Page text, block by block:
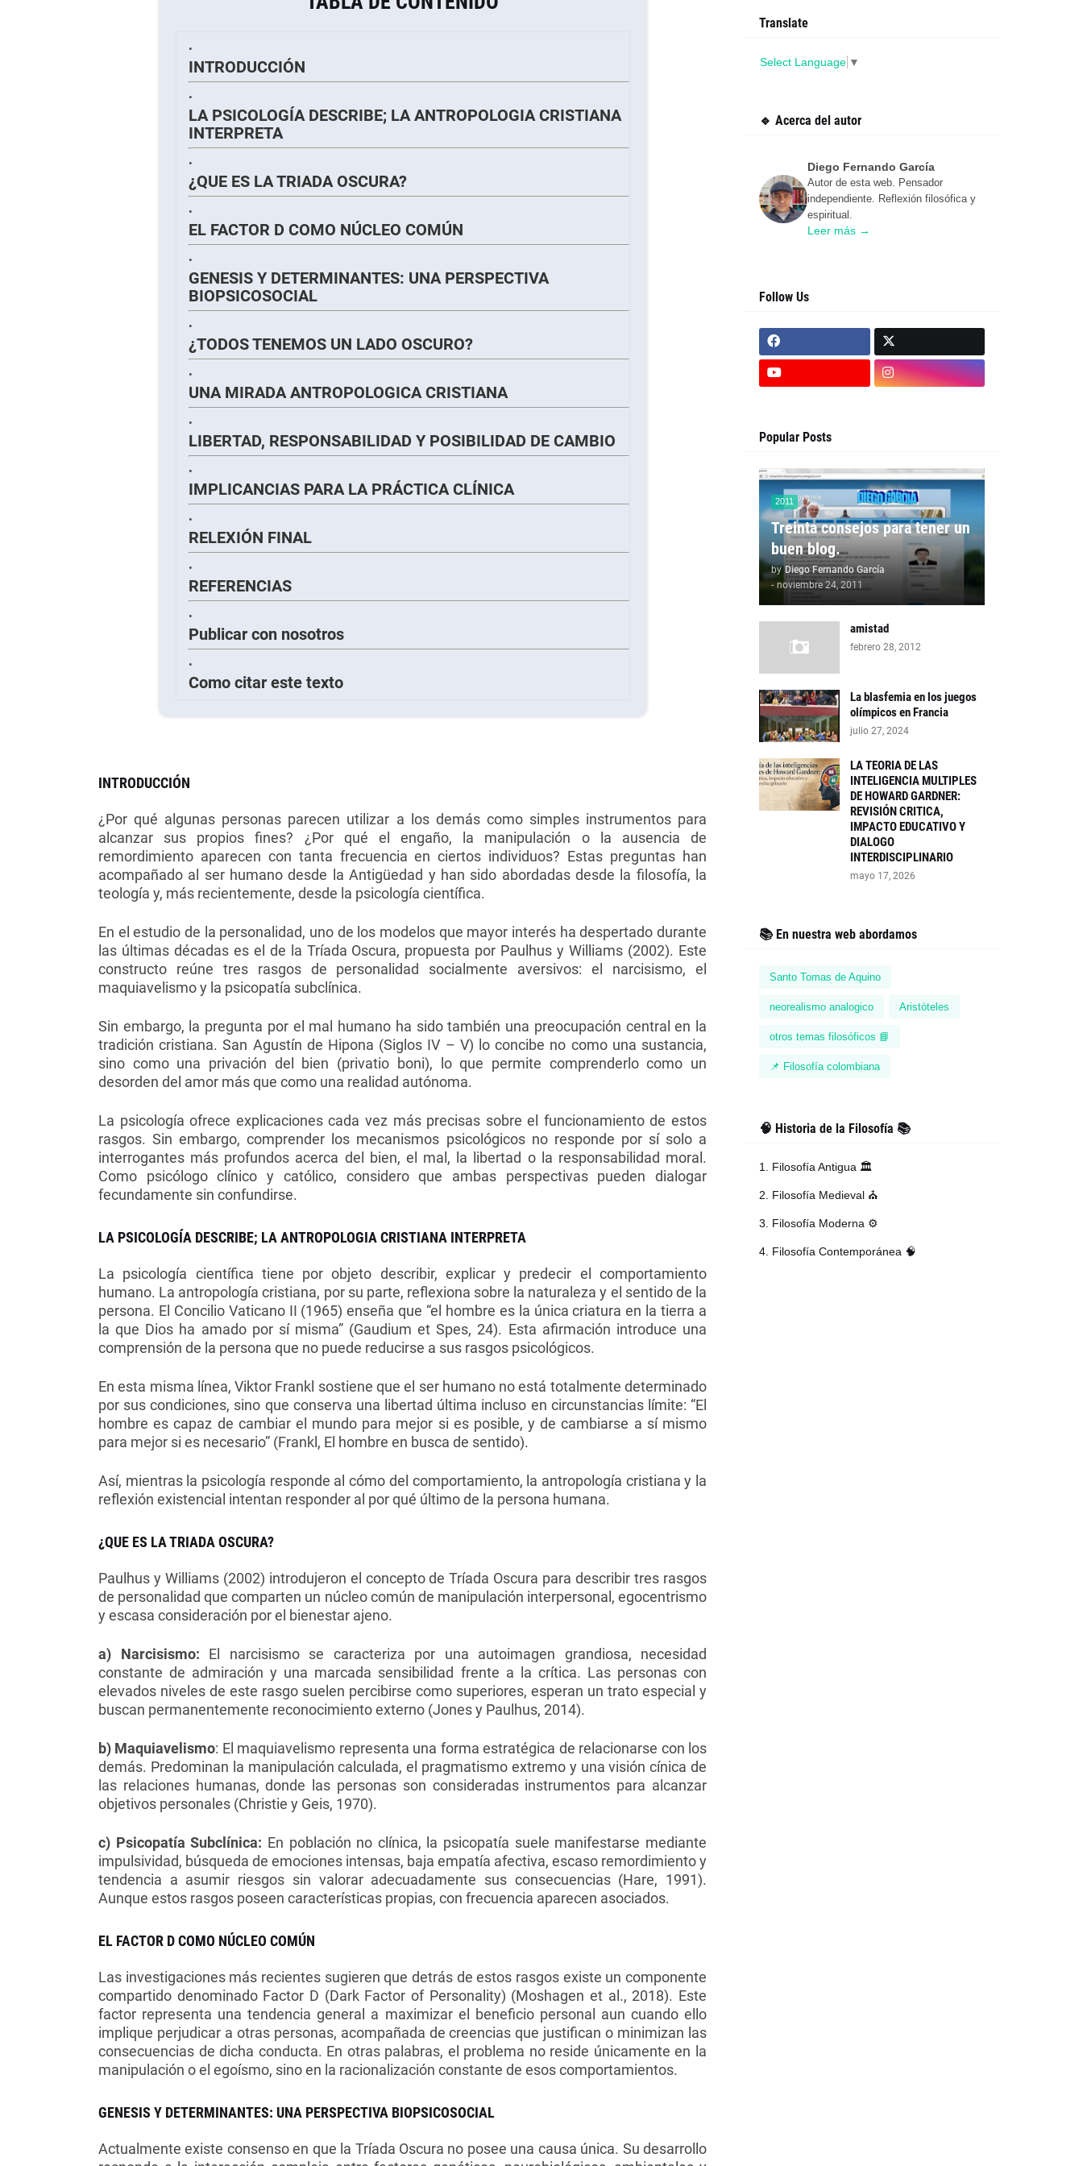
INTRODUCCIÓN
LA PSICOLOGÍA DESCRIBE; LA ANTROPOLOGIA CRISTIANA
INTERPRETA
¿QUE ES LA TRIADA OSCURA?
EL FACTOR D COMO NÚCLEO COMÚN
GENESIS Y DETERMINANTES: UNA PERSPECTIVA
BIOPSICOSOCIAL
¿TODOS TENEMOS UN LADO OSCURO?
UNA MIRADA ANTROPOLOGICA CRISTIANA
LIBERTAD, RESPONSABILIDAD Y POSIBILIDAD DE CAMBIO
IMPLICANCIAS PARA LA PRÁCTICA CLÍNICA
RELEXIÓN FINAL
REFERENCIAS
Publicar con nosotros
Como citar este texto
INTRODUCCIÓN
¿Por qué algunas personas parecen utilizar a los demás como simples instrumentos para
alcanzar sus propios fines? ¿Por qué el engaño, la manipulación o la ausencia de
remordimiento aparecen con tanta frecuencia en ciertos individuos? Estas preguntas han
acompañado al ser humano desde la Antigüedad y han sido abordadas desde la filosofía, la
teología y, más recientemente, desde la psicología científica.
En el estudio de la personalidad, uno de los modelos que mayor interés ha despertado durante
las últimas décadas es el de la Tríada Oscura, propuesta por Paulhus y Williams (2002). Este
constructo reúne tres rasgos de personalidad socialmente aversivos: el narcisismo, el
maquiavelismo y la psicopatía subclínica.
Sin embargo, la pregunta por el mal humano ha sido también una preocupación central en la
tradición cristiana. San Agustín de Hipona (Siglos IV – V) lo concibe no como una sustancia,
sino como una privación del bien (privatio boni), lo que permite comprenderlo como un
desorden del amor más que como una realidad autónoma.
La psicología ofrece explicaciones cada vez más precisas sobre el funcionamiento de estos
rasgos. Sin embargo, comprender los mecanismos psicológicos no responde por sí solo a
interrogantes más profundos acerca del bien, el mal, la libertad o la responsabilidad moral.
Como psicólogo clínico y católico, considero que ambas perspectivas pueden dialogar
fecundamente sin confundirse.
LA PSICOLOGÍA DESCRIBE; LA ANTROPOLOGIA CRISTIANA INTERPRETA
La psicología científica tiene por objeto describir, explicar y predecir el comportamiento
humano. La antropología cristiana, por su parte, reflexiona sobre la naturaleza y el sentido de la
persona. El Concilio Vaticano II (1965) enseña que “el hombre es la única criatura en la tierra a
la que Dios ha amado por sí misma” (Gaudium et Spes, 24). Esta afirmación introduce una
comprensión de la persona que no puede reducirse a sus rasgos psicológicos.
En esta misma línea, Viktor Frankl sostiene que el ser humano no está totalmente determinado
por sus condiciones, sino que conserva una libertad última incluso en circunstancias límite: “El
hombre es capaz de cambiar el mundo para mejor si es posible, y de cambiarse a sí mismo
para mejor si es necesario” (Frankl, El hombre en busca de sentido).
Así, mientras la psicología responde al cómo del comportamiento, la antropología cristiana y la
reflexión existencial intentan responder al por qué último de la persona humana.
¿QUE ES LA TRIADA OSCURA?
Paulhus y Williams (2002) introdujeron el concepto de Tríada Oscura para describir tres rasgos
de personalidad que comparten un núcleo común de manipulación interpersonal, egocentrismo
y escasa consideración por el bienestar ajeno.
a) Narcisismo: El narcisismo se caracteriza por una autoimagen grandiosa, necesidad
constante de admiración y una marcada sensibilidad frente a la crítica. Las personas con
elevados niveles de este rasgo suelen percibirse como superiores, esperan un trato especial y
buscan permanentemente reconocimiento externo (Jones y Paulhus, 2014).
b) Maquiavelismo: El maquiavelismo representa una forma estratégica de relacionarse con los
demás. Predominan la manipulación calculada, el pragmatismo extremo y una visión cínica de
las relaciones humanas, donde las personas son consideradas instrumentos para alcanzar
objetivos personales (Christie y Geis, 1970).
c) Psicopatía Subclínica: En población no clínica, la psicopatía suele manifestarse mediante
impulsividad, búsqueda de emociones intensas, baja empatía afectiva, escaso remordimiento y
tendencia a asumir riesgos sin valorar adecuadamente sus consecuencias (Hare, 1991).
Aunque estos rasgos poseen características propias, con frecuencia aparecen asociados.
EL FACTOR D COMO NÚCLEO COMÚN
Las investigaciones más recientes sugieren que detrás de estos rasgos existe un componente
compartido denominado Factor D (Dark Factor of Personality) (Moshagen et al., 2018). Este
factor representa una tendencia general a maximizar el beneficio personal aun cuando ello
implique perjudicar a otras personas, acompañada de creencias que justifican o minimizan las
consecuencias de dicha conducta. En otras palabras, el problema no reside únicamente en la
manipulación o el egoísmo, sino en la racionalización constante de esos comportamientos.
GENESIS Y DETERMINANTES: UNA PERSPECTIVA BIOPSICOSOCIAL
Actualmente existe consenso en que la Tríada Oscura no posee una causa única. Su desarrollo
Translate
Select Language ▼
🔹 Acerca del autor
Diego Fernando García
Autor de esta web. Pensador
independiente. Reflexión filosófica y
espiritual.
Leer más →
Follow Us
Popular Posts
2011
Treinta consejos para tener un
buen blog.
by Diego Fernando García
- noviembre 24, 2011
amistad
febrero 28, 2012
La blasfemia en los juegos
olímpicos en Francia
julio 27, 2024
LA TEORIA DE LAS
INTELIGENCIA MULTIPLES
DE HOWARD GARDNER:
REVISIÓN CRITICA,
IMPACTO EDUCATIVO Y
DIALOGO
INTERDISCIPLINARIO
mayo 17, 2026
📚 En nuestra web abordamos
Santo Tomas de Aquino
neorealismo analogico Aristòteles
otros temas filosóficos 📘
📌 Filosofía colombiana
🧠 Historia de la Filosofía 📚
1. Filosofía Antigua 🏛️
2. Filosofía Medieval ⛪
3. Filosofía Moderna ⚙️
4. Filosofía Contemporánea 🧠